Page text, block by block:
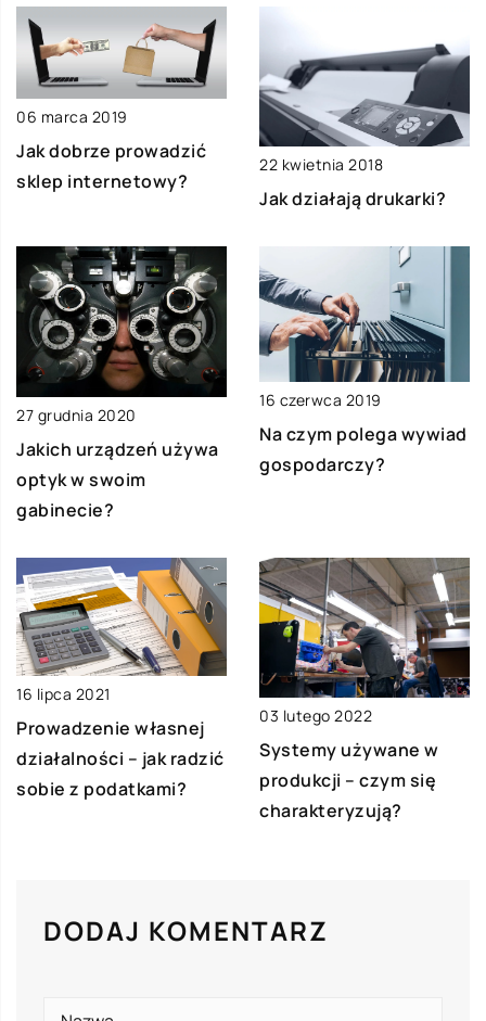
06 marca 2019
Jak dobrze prowadzić
sklep internetowy?
22 kwietnia 2018
Jak działają drukarki?
27 grudnia 2020
Jakich urządzeń używa
optyk w swoim
gabinecie?
16 czerwca 2019
Na czym polega wywiad
gospodarczy?
16 lipca 2021
Prowadzenie własnej
działalności – jak radzić
sobie z podatkami?
03 lutego 2022
Systemy używane w
produkcji – czym się
charakteryzują?
DODAJ KOMENTARZ